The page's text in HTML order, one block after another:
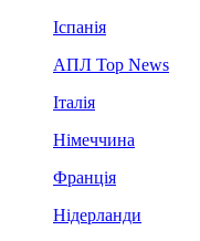
Іспанія
АПЛ Top News
Італія
Німеччина
Франція
Нідерланди